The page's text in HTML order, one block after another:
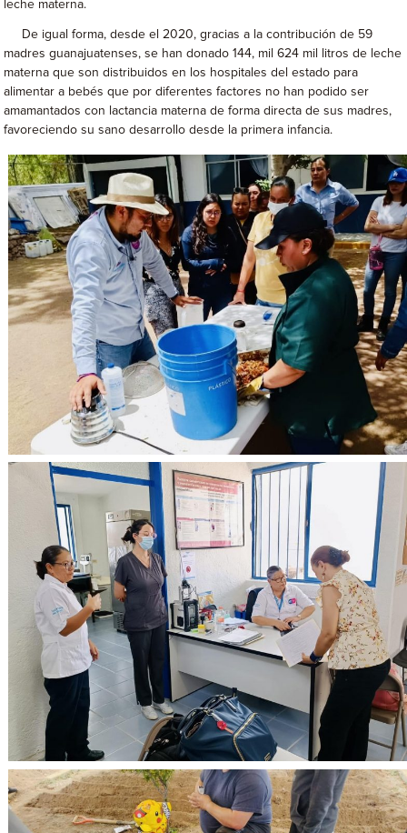
leche materna.
De igual forma, desde el 2020, gracias a la contribución de 59
madres guanajuatenses, se han donado 144, mil 624 mil litros de leche
materna que son distribuidos en los hospitales del estado para
alimentar a bebés que por diferentes factores no han podido ser
amamantados con lactancia materna de forma directa de sus madres,
favoreciendo su sano desarrollo desde la primera infancia.